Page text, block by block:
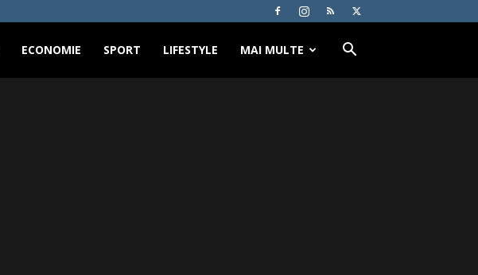
ECONOMIE SPORT LIFESTYLE MAI MULTE